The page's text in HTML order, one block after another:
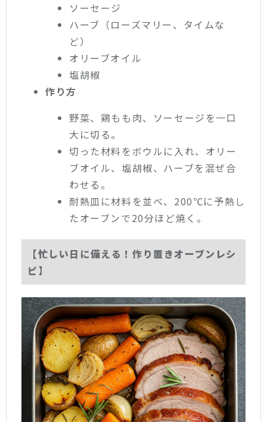
ソーセージ
ハーブ（ローズマリー、タイムな
ど）
オリーブオイル
塩胡椒
作り方
野菜、鶏もも肉、ソーセージを一口
大に切る。
切った材料をボウルに入れ、オリー
ブオイル、塩胡椒、ハーブを混ぜ合
わせる。
耐熱皿に材料を並べ、200℃に予熱し
たオーブンで20分ほど焼く。
【忙しい日に備える！作り置きオーブンレシ
ピ】